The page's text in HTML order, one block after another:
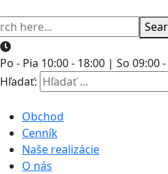
Po - Pia 10:00 - 18:00 | So 09:00
Hľadať:
Obchod
Cenník
Naše realizácie
O nás